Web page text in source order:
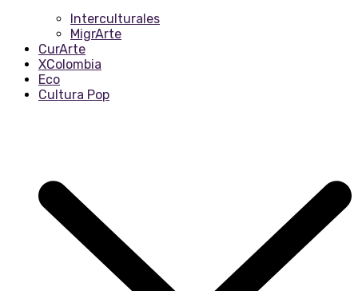
Interculturales
MigrArte
CurArte
XColombia
Eco
Cultura Pop